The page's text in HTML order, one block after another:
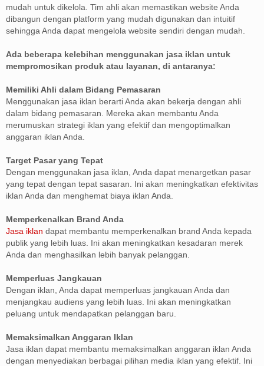
mudah untuk dikelola. Tim ahli akan memastikan website Anda
dibangun dengan platform yang mudah digunakan dan intuitif
sehingga Anda dapat mengelola website sendiri dengan mudah.
Ada beberapa kelebihan menggunakan jasa iklan untuk
mempromosikan produk atau layanan, di antaranya:
Memiliki Ahli dalam Bidang Pemasaran
Menggunakan jasa iklan berarti Anda akan bekerja dengan ahli
dalam bidang pemasaran. Mereka akan membantu Anda
merumuskan strategi iklan yang efektif dan mengoptimalkan
anggaran iklan Anda.
Target Pasar yang Tepat
Dengan menggunakan jasa iklan, Anda dapat menargetkan pasar
yang tepat dengan tepat sasaran. Ini akan meningkatkan efektivitas
iklan Anda dan menghemat biaya iklan Anda.
Memperkenalkan Brand Anda
Jasa iklan dapat membantu memperkenalkan brand Anda kepada
publik yang lebih luas. Ini akan meningkatkan kesadaran merek
Anda dan menghasilkan lebih banyak pelanggan.
Memperluas Jangkauan
Dengan iklan, Anda dapat memperluas jangkauan Anda dan
menjangkau audiens yang lebih luas. Ini akan meningkatkan
peluang untuk mendapatkan pelanggan baru.
Memaksimalkan Anggaran Iklan
Jasa iklan dapat membantu memaksimalkan anggaran iklan Anda
dengan menyediakan berbagai pilihan media iklan yang efektif. Ini